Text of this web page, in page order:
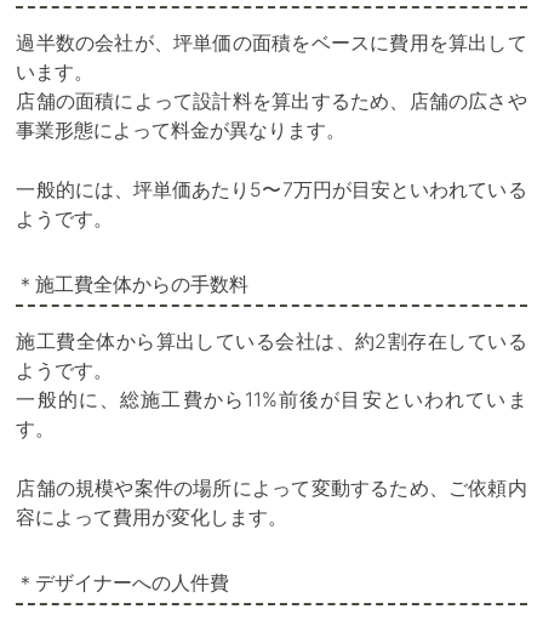
過半数の会社が、坪単価の面積をベースに費用を算出して
います。
店舗の面積によって設計料を算出するため、店舗の広さや
事業形態によって料金が異なります。
一般的には、坪単価あたり5〜7万円が目安といわれている
ようです。
＊施工費全体からの手数料
施工費全体から算出している会社は、約2割存在している
ようです。
一般的に、総施工費から11%前後が目安といわれていま
す。
店舗の規模や案件の場所によって変動するため、ご依頼内
容によって費用が変化します。
＊デザイナーへの人件費